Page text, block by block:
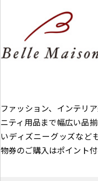
ファッション、インテリ
ニティ用品まで幅広い品
いディズニーグッズな
物券のご購入はポイント付